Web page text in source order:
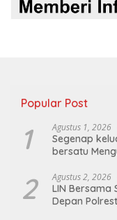
Popular Post
1 Agustus 1, 2026
Segenap
bersatu
2 Agustus 2, 2026
LIN Bersama
Depan